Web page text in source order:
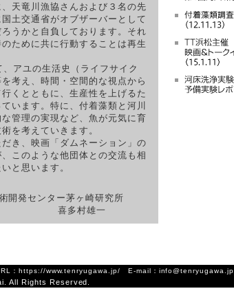
天竜川漁協さんおよび３名の先
土交通省がオブザーバーとして
うかと自負しております。それ
ために共に行動することは再生
アユの生活史（ライフサイク
考え、時間・空間的な視点から
くとともに、生産性を上げるた
います。特に、付着藻類と河川
管理の実現など、魚が元気に育
を考えていきます。
き、映画「ダムネーション」の
このような他団体との交流も相
と思います。
開発センター茅ヶ崎研究所
喜多村雄一
：https://www.tenryugawa.jp/ E-mail：info@tenryugawa.jp
All Rights Reserved.